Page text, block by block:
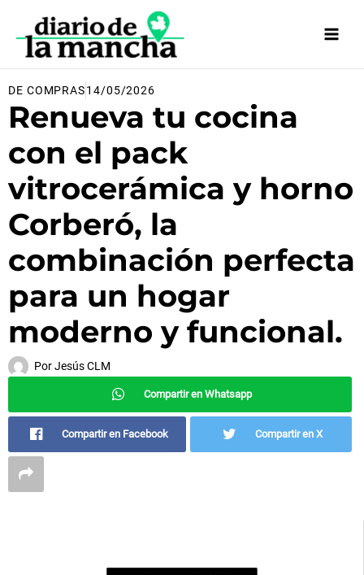
contenido
DE COMPRAS14/05/2026
Renueva tu cocina
con el pack
vitrocerámica y horno
Corberó, la
combinación perfecta
para un hogar
moderno y funcional.
PorJesús CLM
Compartir en Whatsapp
Compartir en Facebook Compartir en X